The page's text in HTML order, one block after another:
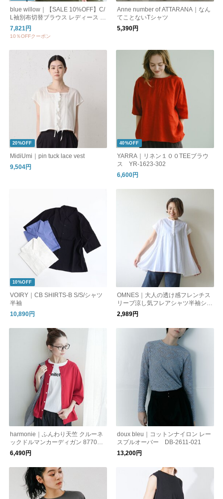
blue willow｜【SALE 10%OFF】C/
L袖別布切替ブラウス レディース ト
ップス シャツ プルオーバー 半袖 5
分袖 7分袖 ドロップショルダー 09f
7,821円
10％OFFクーポン
Anne number of ATTARANA｜なん
てことないTシャツ
5,390円
20%OFF
MidiUmi｜pin tuck lace vest
9,504円
40%OFF
YARRA｜リネン１００TEEブラウ
ス YR-1623-302
6,600円
10%OFF
VOIRY｜CB SHIRTS-B S/S/シャツ
半袖
10,890円
OMNES｜大人の透け感フレンチス
リーブ涼し気フレアシャツ半袖シャ
ツ
2,989円
harmonie｜ふんわり天竺 クルーネ
ックドルマンカーディガン 877064
5
6,490円
doux bleu｜コットンナイロン レー
スプルオーバー DB-2611-021
13,200円